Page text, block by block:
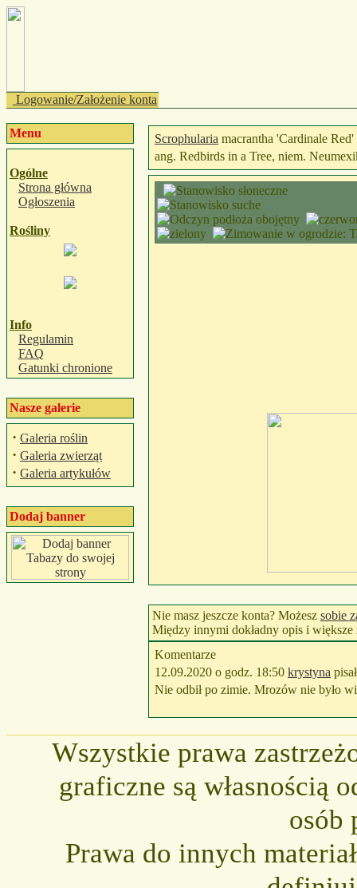
Logowanie/Założenie konta
Menu
Ogólne
Strona główna
Ogłoszenia
Rośliny
Info
Regulamin
FAQ
Gatunki chronione
Nasze galerie
· Galeria roślin
· Galeria zwierząt
· Galeria artykułów
Dodaj banner
Scrophularia macrantha 'Cardinale Red'
ang. Redbirds in a Tree, niem.
Nie masz jeszcze konta? Możesz sobie
Między innymi dokładny opis i większe
Komentarze
12.09.2020 o godz. 18:50 krystyna
Nie odbił po zimie. Mrozów nie było
Wszystkie prawa
graficzne są własnością
osób
Prawa do innych